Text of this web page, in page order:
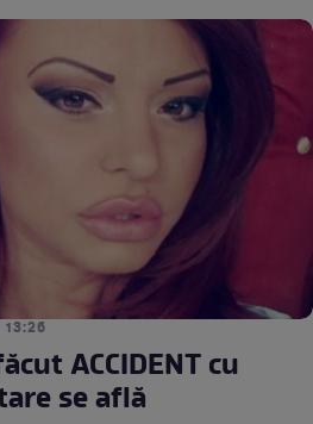
13:26
ACCIDENT cu
se află